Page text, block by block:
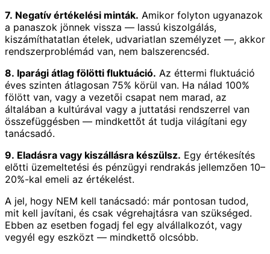
7. Negatív értékelési minták. Amikor folyton ugyanazok
a panaszok jönnek vissza — lassú kiszolgálás,
kiszámíthatatlan ételek, udvariatlan személyzet —, akkor
rendszerproblémád van, nem balszerencséd.
8. Iparági átlag fölötti fluktuáció. Az éttermi fluktuáció
éves szinten átlagosan 75% körül van. Ha nálad 100%
fölött van, vagy a vezetői csapat nem marad, az
általában a kultúrával vagy a juttatási rendszerrel van
összefüggésben — mindkettőt át tudja világítani egy
tanácsadó.
9. Eladásra vagy kiszállásra készülsz. Egy értékesítés
előtti üzemeltetési és pénzügyi rendrakás jellemzően 10–
20%-kal emeli az értékelést.
A jel, hogy NEM kell tanácsadó: már pontosan tudod,
mit kell javítani, és csak végrehajtásra van szükséged.
Ebben az esetben fogadj fel egy alvállalkozót, vagy
vegyél egy eszközt — mindkettő olcsóbb.